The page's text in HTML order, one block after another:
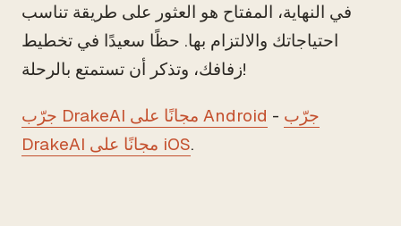
في النهاية، المفتاح هو العثور على طريقة تناسب
احتياجاتك والالتزام بها. حظًا سعيدًا في تخطيط
زفافك، وتذكر أن تستمتع بالرحلة!
جرّب DrakeAI مجانًا على Android - جرّب
DrakeAI مجانًا على iOS.